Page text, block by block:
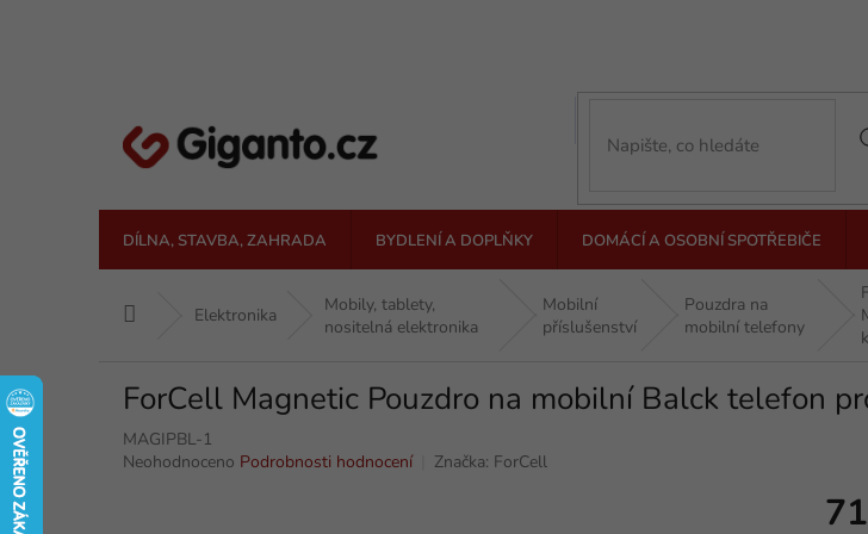
DÍLNA, STAVBA, ZAHRADA BYDLENÍ A DOPLŇKY DOMÁCÍ A OSOBNÍ SPOTŘEBIČE
Elektronika
Mobily, tablety,
nositelná elektronika
Mobilní
příslušenství
Pouzdra na
mobilní telefony
ForCell Magnetic Pouzdro na mobilní Balck telefon
MAGIPBL-1
Průměrné
Neohodnoceno Podrobnosti hodnocení Značka: ForCell